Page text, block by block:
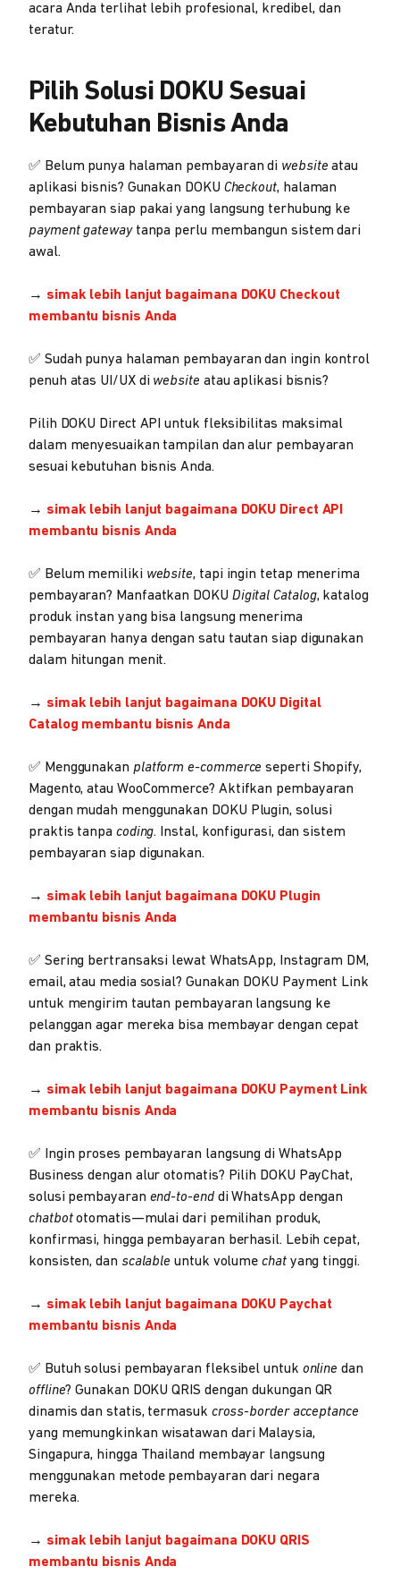
acara Anda terlihat lebih profesional, kredibel, dan
teratur.
Pilih Solusi DOKU Sesuai
Kebutuhan Bisnis Anda
✅ Belum punya halaman pembayaran di website atau
aplikasi bisnis? Gunakan DOKU Checkout, halaman
pembayaran siap pakai yang langsung terhubung ke
payment gateway tanpa perlu membangun sistem dari
awal.
→ simak lebih lanjut bagaimana DOKU Checkout
membantu bisnis Anda
✅ Sudah punya halaman pembayaran dan ingin kontrol
penuh atas UI/UX di website atau aplikasi bisnis?
Pilih DOKU Direct API untuk fleksibilitas maksimal
dalam menyesuaikan tampilan dan alur pembayaran
sesuai kebutuhan bisnis Anda.
→ simak lebih lanjut bagaimana DOKU Direct API
membantu bisnis Anda
✅ Belum memiliki website, tapi ingin tetap menerima
pembayaran? Manfaatkan DOKU Digital Catalog, katalog
produk instan yang bisa langsung menerima
pembayaran hanya dengan satu tautan siap digunakan
dalam hitungan menit.
→ simak lebih lanjut bagaimana DOKU Digital
Catalog membantu bisnis Anda
✅ Menggunakan platform e-commerce seperti Shopify,
Magento, atau WooCommerce? Aktifkan pembayaran
dengan mudah menggunakan DOKU Plugin, solusi
praktis tanpa coding. Instal, konfigurasi, dan sistem
pembayaran siap digunakan.
→ simak lebih lanjut bagaimana DOKU Plugin
membantu bisnis Anda
✅ Sering bertransaksi lewat WhatsApp, Instagram DM,
email, atau media sosial? Gunakan DOKU Payment Link
untuk mengirim tautan pembayaran langsung ke
pelanggan agar mereka bisa membayar dengan cepat
dan praktis.
→ simak lebih lanjut bagaimana DOKU Payment Link
membantu bisnis Anda
✅ Ingin proses pembayaran langsung di WhatsApp
Business dengan alur otomatis? Pilih DOKU PayChat,
solusi pembayaran end-to-end di WhatsApp dengan
chatbototomatis—mulai dari pemilihan produk,
konfirmasi, hingga pembayaran berhasil. Lebih cepat,
konsisten, dan scalable untuk volumechatyang tinggi.
→ simak lebih lanjut bagaimana DOKU Paychat
membantu bisnis Anda
✅ Butuh solusi pembayaran fleksibel untuk online dan
offline? Gunakan DOKU QRIS dengan dukungan QR
dinamis dan statis, termasuk cross-border acceptance
yang memungkinkan wisatawan dari Malaysia,
Singapura, hingga Thailand membayar langsung
menggunakan metode pembayaran dari negara
mereka.
→ simak lebih lanjut bagaimana DOKU QRIS
membantu bisnis Anda